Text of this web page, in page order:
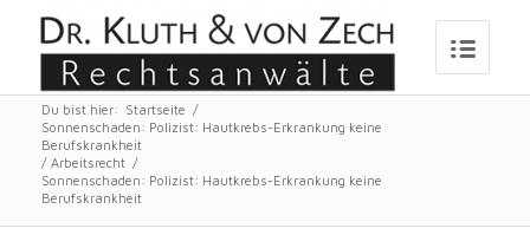
Du bist hier: Startseite
/
Sonnenschaden: Polizist: Hautkrebs-Erkrankung keine
Berufskrankheit
/ Arbeitsrecht /
Sonnenschaden: Polizist: Hautkrebs-Erkrankung keine
Berufskrankheit